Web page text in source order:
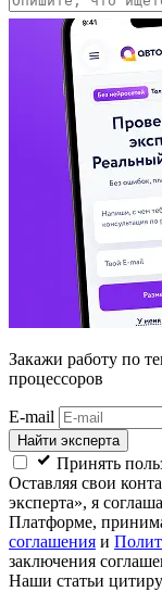
Закажи работу по
процессоров
E-mail
Найти эксперта
Принять
Оставляя свои
эксперта», я
Платформе,
соглашения и
заключения
Наши статьи